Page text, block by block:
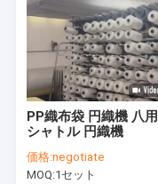
PP織布袋 円織機 八用
シャトル 円織機
価格:negotiate
MOQ:1セット